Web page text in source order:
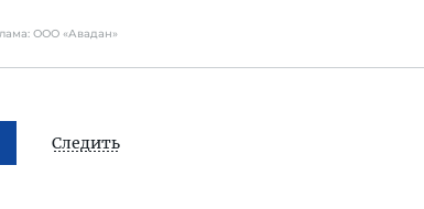
ООО «Авадан»
Следить